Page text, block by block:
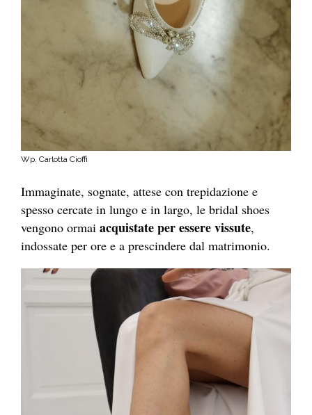
Wp. Carlotta Cioffi
Immaginate, sognate, attese con trepidazione e
spesso cercate in lungo e in largo, le bridal shoes
vengono ormai acquistate per essere vissute,
indossate per ore e a prescindere dal matrimonio.